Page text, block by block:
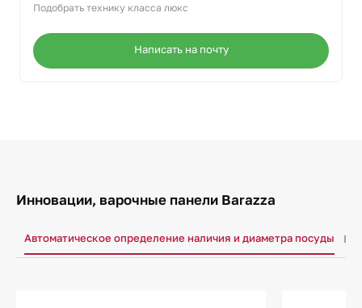
Подобрать технику класса люкс
Написать на почту
Инновации, варочные панели Barazza
Автоматическое определение наличия и диаметра посуды